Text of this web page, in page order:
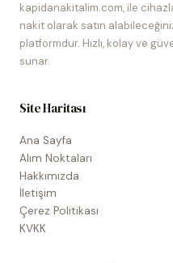
kapidanakitalim.com, ile
nakit olarak satın
platformdur. Hızlı, kolay ve
sunar.
Site Haritası
Ana Sayfa
Alım Noktaları
Hakkımızda
İletişim
Çerez Politikası
KVKK